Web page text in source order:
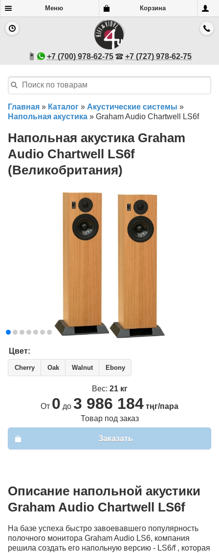
Меню Корзина
+7 (700) 978-62-75 +7 (727) 978-62-75
Главная » Каталог » Акустические системы »
Напольная акустика » Graham Audio Chartwell LS6f
Напольная акустика Graham
Audio Chartwell LS6f
(Великобритания)
Цвет:
Cherry Oak Walnut Ebony
Вес: 21 кг
От 0 до 3 986 184 тңг/пара
Товар под заказ
Заказать
Описание напольной акустики
Graham Audio Chartwell LS6f
На базе успеха быстро завоевавшего популярность
полочного монитора Graham Audio LS6, компания
решила создать его напольную версию - LS6/f , которая